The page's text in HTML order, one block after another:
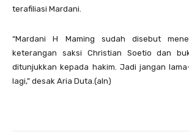
terafiliasi Mardani.
“Mardani H Maming sudah disebut
keterangan saksi Christian Soetio dan
ditunjukkan kepada hakim. Jadi jangan
lagi,” desak Aria Duta.(aln)